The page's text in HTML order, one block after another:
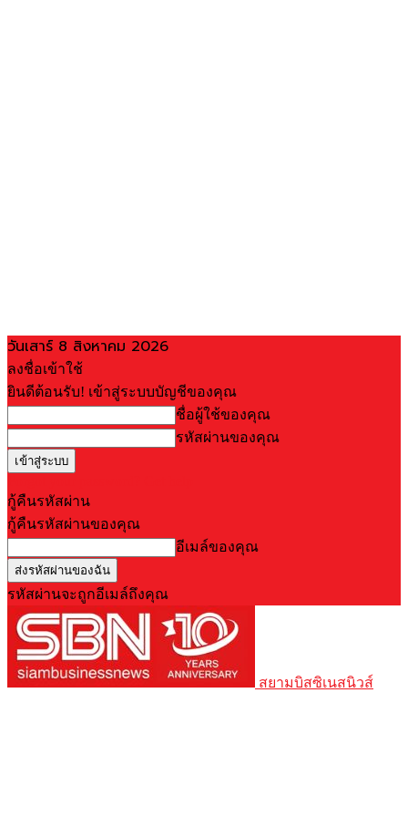
วันเสาร์ 8 สิงหาคม 2026
ลงชื่อเข้าใช้
ยินดีต้อนรับ! เข้าสู่ระบบบัญชีของคุณ
ชื่อผู้ใช้ของคุณ
รหัสผ่านของคุณ
กู้คืนรหัสผ่าน
กู้คืนรหัสผ่านของคุณ
อีเมล์ของคุณ
รหัสผ่านจะถูกอีเมล์ถึงคุณ
สยามบิสซิเนสนิวส์